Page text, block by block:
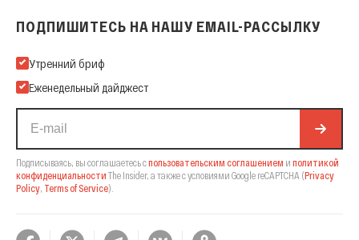
ПОДПИШИТЕСЬ НА НАШУ EMAIL-РАССЫЛКУ
Подпишитесь на нашу Email-рассылку
Утренний бриф
Еженедельный дайджест
Подписываясь, вы соглашаетесь спользовательским соглашением и политикой
конфиденциальности The Insider, а также с условиями Google reCAPTCHA (Privacy
Policy Terms of Service).